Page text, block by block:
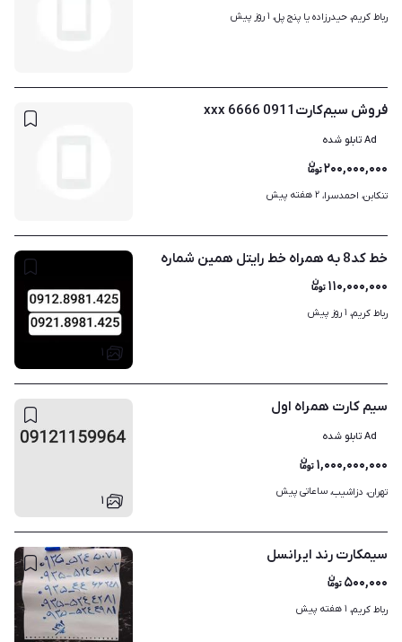
رباط کریم، حیدرزاده یا پنج پل، ۱ روز پیش
فروش سیم‌کارت0911 6666 xxx
Ad تابلو شده
۲۰۰,۰۰۰,۰۰۰
تنکابن، احمدسرا، ۲ هفته پیش
۱
خط کد8 به همراه خط رایتل همین شماره
۱۱۰,۰۰۰,۰۰۰
رباط کریم، ۱ روز پیش
۱
سیم کارت همراه اول
Ad تابلو شده
۱,۰۰۰,۰۰۰,۰۰۰
تهران، دزاشیب، ساعاتی پیش
سیمکارت رند ایرانسل
۵۰۰,۰۰۰
رباط کریم، ۱ هفته پیش